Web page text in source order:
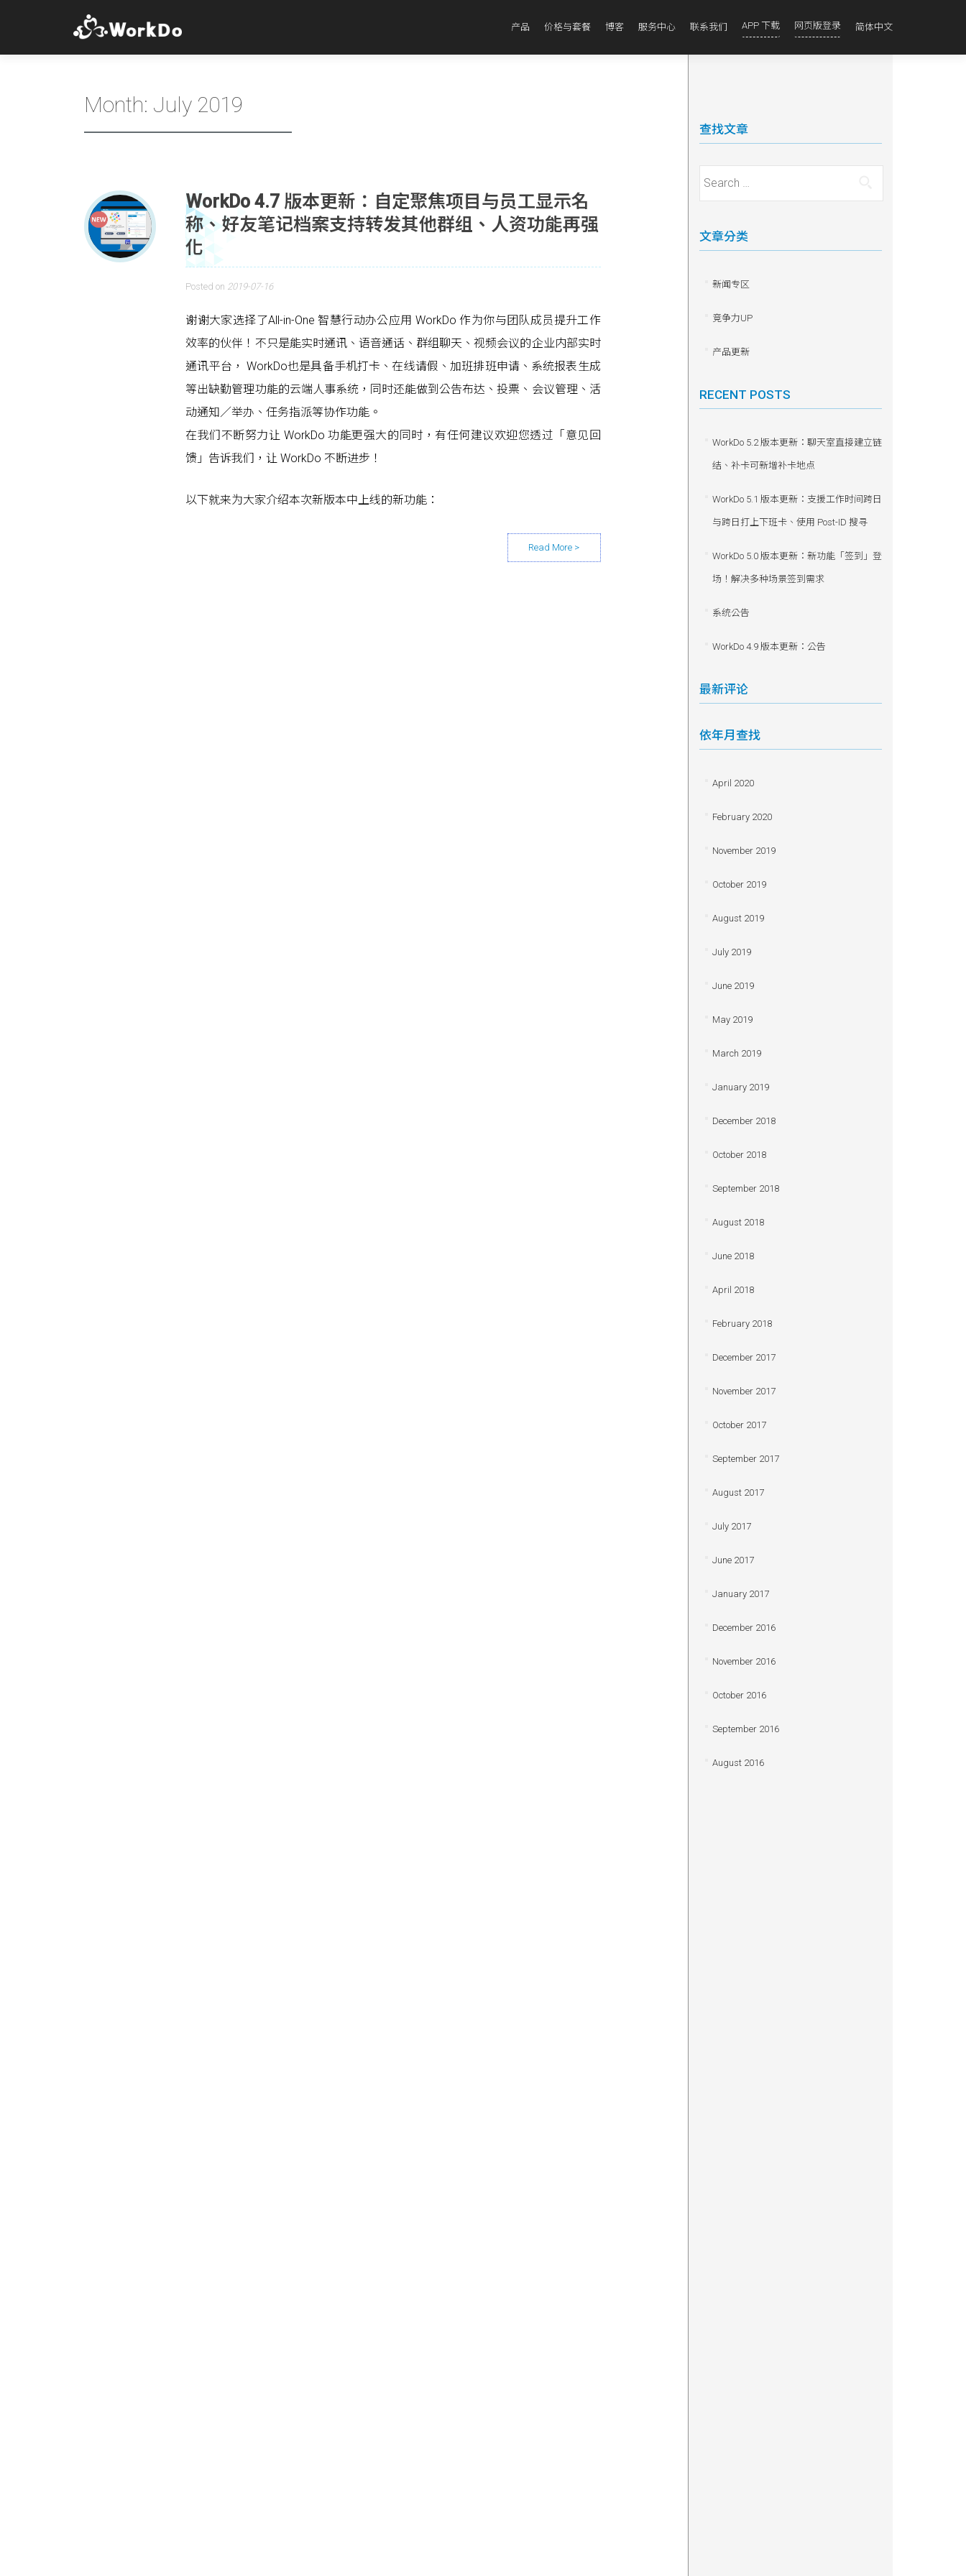
产品 价格与套餐 博客 服务中心 联系我们 APP 下载 网页版登录 简体中文
Month: July 2019
WorkDo 4.7 版本更新：自定聚焦项目与员工显示名
称、好友笔记档案支持转发其他群组、人资功能再强
化
Posted on 2019-07-16
谢谢大家选择了All-in-One 智慧行动办公应用 WorkDo 作为你与团队成员提升工作
效率的伙伴！不只是能实时通讯、语音通话、群组聊天、视频会议的企业内部实时
通讯平台， WorkDo也是具备手机打卡、在线请假、加班排班申请、系统报表生成
等出缺勤管理功能的云端人事系统，同时还能做到公告布达、投票、会议管理、活
动通知／举办、任务指派等协作功能。
在我们不断努力让 WorkDo 功能更强大的同时，有任何建议欢迎您透过「意见回
馈」告诉我们，让 WorkDo 不断进步！
以下就来为大家介绍本次新版本中上线的新功能：
查找文章
Search for:
文章分类
新闻专区
竞争力UP
产品更新
RECENT POSTS
WorkDo 5.2 版本更新：聊天室直接建立链
结、补卡可新增补卡地点
WorkDo 5.1 版本更新：支援工作时间跨日
与跨日打上下班卡、使用 Post-ID 搜寻
WorkDo 5.0 版本更新：新功能「签到」登
场！解决多种场景签到需求
系统公告
WorkDo 4.9 版本更新：公告
最新评论
依年月查找
April 2020
February 2020
November 2019
October 2019
August 2019
July 2019
June 2019
May 2019
March 2019
January 2019
December 2018
October 2018
September 2018
August 2018
June 2018
April 2018
February 2018
December 2017
November 2017
October 2017
September 2017
August 2017
July 2017
June 2017
January 2017
December 2016
November 2016
October 2016
September 2016
August 2016